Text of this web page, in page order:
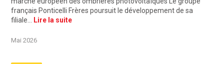
français Ponticelli Frères poursuit le développement de sa
filiale…
Lire la suite
Mai 2026